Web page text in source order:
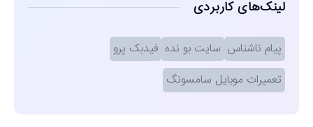
لینک‌های کاربردی
پیام ناشناس سایت بو نده فیدبک پرو
تعمیرات موبایل سامسونگ